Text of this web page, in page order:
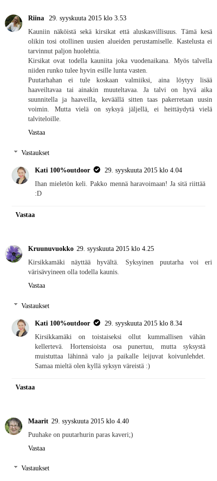
Riina
29. syyskuuta 2015 klo 3.53
Kauniin näköistä sekä kirsikat että aluskasvillisuus. Tämä kesä
olikin tosi otollinen uusien alueiden perustamiselle. Kastelusta ei
tarvinnut paljon huolehtia.
Kirsikat ovat todella kauniita joka vuodenaikana. Myös talvella
niiden runko tulee hyvin esille lunta vasten.
Puutarhahan ei tule koskaan valmiiksi, aina löytyy lisää
haaveiltavaa tai ainakin muuteltavaa. Ja talvi on hyvä aika
suunnitella ja haaveilla, keväällä sitten taas pakerretaan uusin
voimin. Mutta vielä on syksyä jäljellä, ei heittäydytä vielä
talviteloille.
Vastaa
Vastaukset
Kati 100%outdoor
29. syyskuuta 2015 klo 4.04
Ihan mieletön keli. Pakko mennä haravoimaan! Ja sitä riittää
:D
Vastaa
Kruunuvuokko 29. syyskuuta 2015 klo 4.25
Kirsikkamäki näyttää hyvältä. Syksyinen puutarha voi eri
värisävyineen olla todella kaunis.
Vastaa
Vastaukset
Kati 100%outdoor
29. syyskuuta 2015 klo 8.34
Kirsikkamäki on toistaiseksi ollut kummallisen vähän
kellertevä. Hortensioista osa punertuu, mutta syksystä
muistuttaa lähinnä valo ja paikalle leijuvat koivunlehdet.
Samaa mieltä olen kyllä syksyn väreistä :)
Vastaa
Maarit 29. syyskuuta 2015 klo 4.40
Puuhake on puutarhurin paras kaveri;)
Vastaa
Vastaukset